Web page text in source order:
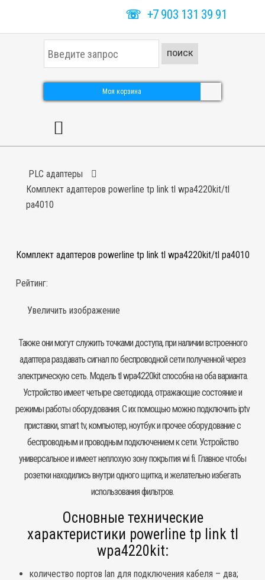
☏ +7 903 131 39 91
к
а
ь
ПОИСК
Моя корзина
PLC адаптеры
Комплект адаптеров powerline tp link tl wpa4220kit/tl
pa4010
Комплект адаптеров powerline tp link tl wpa4220kit/tl pa4010
Рейтинг:
Увеличить изображение
Также они могут служить точками доступа, при наличии встроенного
адаптера раздавать сигнал по беспроводной сети полученной через
электрическую сеть. Модель tl wpa4220kit способна на оба варианта.
Устройство имеет четыре светодиода, отражающие состояние и
режимы работы оборудования. С их помощью можно подключить iptv
приставки, smart tv, компьютер, ноутбук и прочее оборудование с
беспроводным и проводным подключением к сети. Устройство
универсальное и имеет неплохую зону покрытия wi fi. Главное чтобы
розетки находились внутри одного щитка, и желательно избегать
использования фильтров.
Основные технические
характеристики powerline tp link tl
wpa4220kit:
количество портов lan для подключения кабеля – два;